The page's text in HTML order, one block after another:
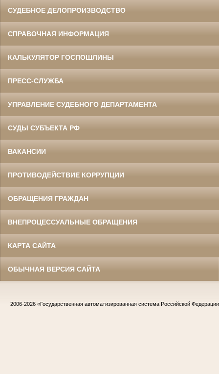
СУДЕБНОЕ ДЕЛОПРОИЗВОДСТВО
СПРАВОЧНАЯ ИНФОРМАЦИЯ
КАЛЬКУЛЯТОР ГОСПОШЛИНЫ
ПРЕСС-СЛУЖБА
УПРАВЛЕНИЕ СУДЕБНОГО ДЕПАРТАМЕНТА
СУДЫ СУБЪЕКТА РФ
ВАКАНСИИ
ПРОТИВОДЕЙСТВИЕ КОРРУПЦИИ
ОБРАЩЕНИЯ ГРАЖДАН
ВНЕПРОЦЕССУАЛЬНЫЕ ОБРАЩЕНИЯ
КАРТА САЙТА
ОБЫЧНАЯ ВЕРСИЯ САЙТА
2006-2026 «Государственная автоматизированная система Российской